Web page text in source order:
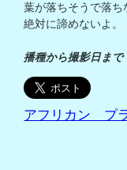
葉が落ちそうで落ち
絶対に諦めないよ。
播種から撮影日まで
アフリカン プ